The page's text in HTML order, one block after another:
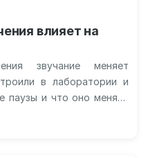
влияет на
звучание меняет
в лаборатории и
паузы и что оно меняет